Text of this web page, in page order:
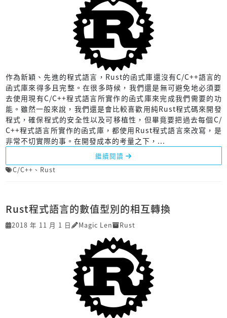
作為新穎、先進的程式語言，Rust的函式庫還沒有C/C++語言的
函式庫來得多且完整。在很多時候，我們還是無可避免地必須要
去使用現有C/C++程式語言所實作的函式庫來完成我們需要的功
能。雖然一般來說，我們還是會比較喜歡用純Rust程式碼來開發
程式，確保程式的安全性以及可移植性，但畢竟要把過去每個C/
C++程式語言所實作的函式庫，都使用Rust程式語言來改寫，是
非常不切實際的事。在開發成本的考量之下，...
繼續閱讀
C/C++ 、 Rust
Rust程式語言的數值型別的相互轉換
2018 年 11 月 1 日 Magic Len Rust